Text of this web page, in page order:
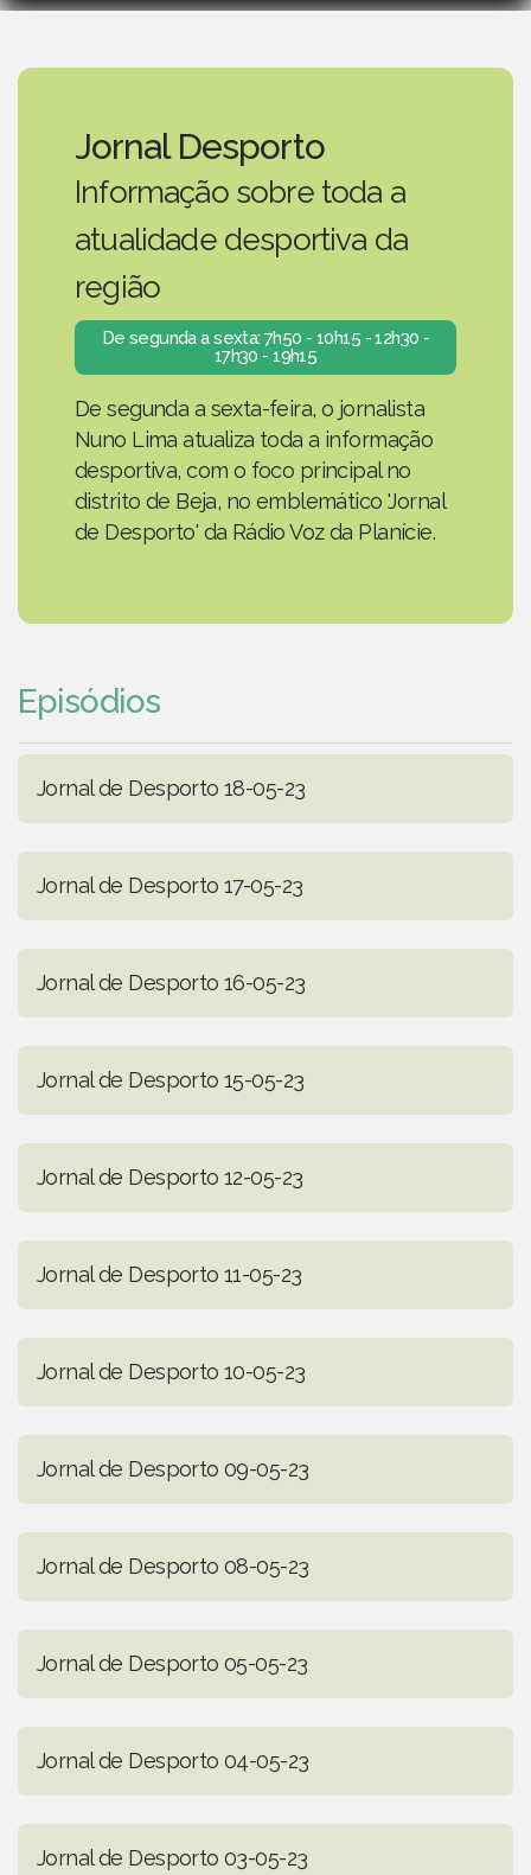
Jornal Desporto
Informação sobre toda a
atualidade desportiva da
região
De segunda a sexta: 7h50 - 10h15 - 12h30 -
17h30 - 19h15
De segunda a sexta-feira, o jornalista
Nuno Lima atualiza toda a informação
desportiva, com o foco principal no
distrito de Beja, no emblemático 'Jornal
de Desporto' da Rádio Voz da Planície.
Episódios
Jornal de Desporto 18-05-23
Jornal de Desporto 17-05-23
Jornal de Desporto 16-05-23
Jornal de Desporto 15-05-23
Jornal de Desporto 12-05-23
Jornal de Desporto 11-05-23
Jornal de Desporto 10-05-23
Jornal de Desporto 09-05-23
Jornal de Desporto 08-05-23
Jornal de Desporto 05-05-23
Jornal de Desporto 04-05-23
Jornal de Desporto 03-05-23